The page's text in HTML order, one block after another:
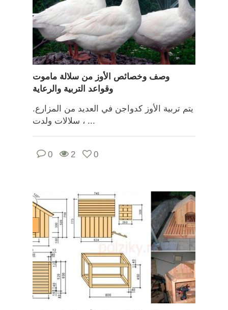
وصف وخصائص الأوز من سلالة ماموت
وقواعد التربية والرعاية
يتم تربية الأوز كدواجن في العديد من المزارع.
سلالات ولدت ، ...
0 2 0